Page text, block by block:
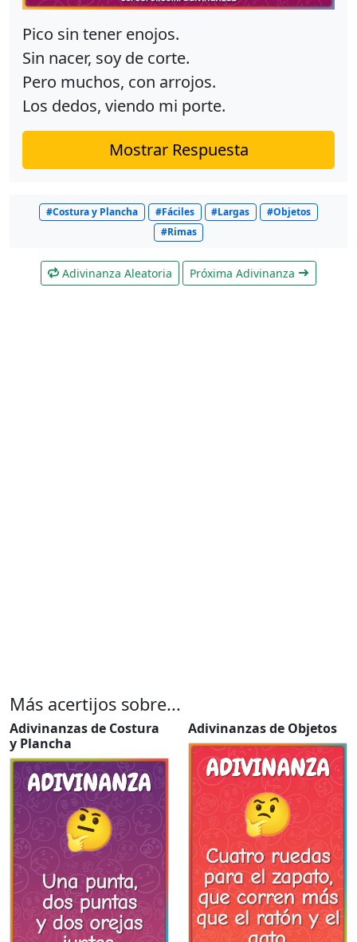
Pico sin tener enojos.
Sin nacer, soy de corte.
Pero muchos, con arrojos.
Los dedos, viendo mi porte.
Mostrar Respuesta
#Costura y Plancha #Fáciles #Largas
#Objetos
#Rimas
Adivinanza Aleatoria Próxima Adivinanza
Más acertijos sobre...
Adivinanzas de Costura
y Plancha
Adivinanzas de Objetos